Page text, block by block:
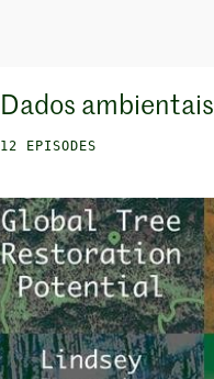
Dados ambientais
12 EPISODES